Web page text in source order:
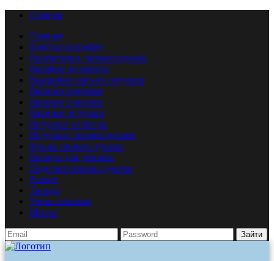
Главная
Главная
Букеты из конфет
Валентинки своими руками
Валяние из шерсти
Выкройки мягких игрушек
Вязание крючком
Вязание спицами
Вязаные игрушки
Игрушки из фетра
Игрушки своими руками
Куклы своими руками
Наряды для девочек
Поделки своими руками
Разное
Тильда
Уроки вязания
Шитье
Зайти